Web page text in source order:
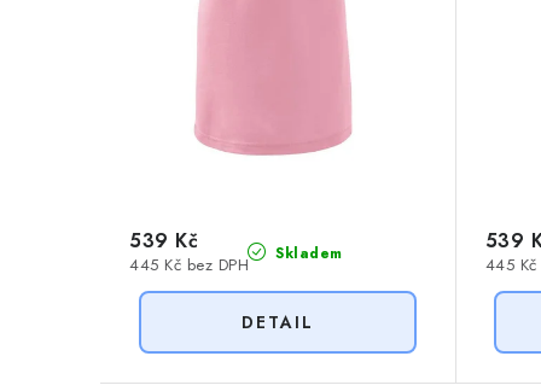
Skladem
445 Kč bez DPH
539 Kč
445 Kč
539